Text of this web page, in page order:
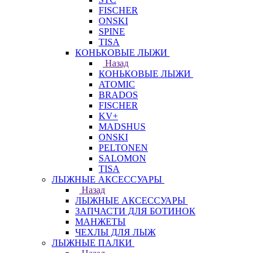
FISCHER
ONSKI
SPINE
TISA
КОНЬКОВЫЕ ЛЫЖИ
Назад
КОНЬКОВЫЕ ЛЫЖИ
ATOMIC
BRADOS
FISCHER
KV+
MADSHUS
ONSKI
PELTONEN
SALOMON
TISA
ЛЫЖНЫЕ АКСЕССУАРЫ
Назад
ЛЫЖНЫЕ АКСЕССУАРЫ
ЗАПЧАСТИ ДЛЯ БОТИНОК
МАНЖЕТЫ
ЧЕХЛЫ ДЛЯ ЛЫЖ
ЛЫЖНЫЕ ПАЛКИ